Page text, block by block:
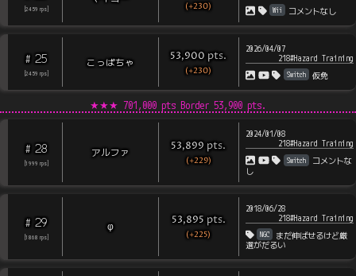
2459 rps (+230) Wii コメントなし
# 25
2459 rps
こっぱちゃ 53,900 pts.
(+230)
2026/04/07
218#Hazard Training
Switch 仮免
★★★ 701,000 pts Border 53,900 pts.
# 28
1999 rps
アルファ 53,899 pts.
(+229)
2024/01/08
218#Hazard Training
Switch
コメントな
し
# 29
1868 rps
φ 53,895 pts.
(+225)
2018/06/28
218#Hazard Training
NGC
まだ伸ばせるけど厳
選がだるい